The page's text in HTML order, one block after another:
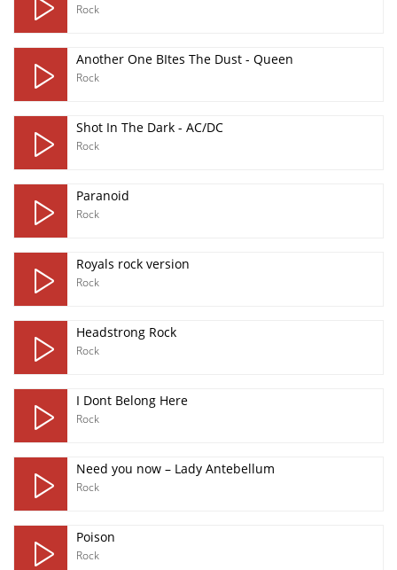
Rock
Another One BItes The Dust - Queen
Rock
Shot In The Dark - AC/DC
Rock
Paranoid
Rock
Royals rock version
Rock
Headstrong Rock
Rock
I Dont Belong Here
Rock
Need you now – Lady Antebellum
Rock
Poison
Rock